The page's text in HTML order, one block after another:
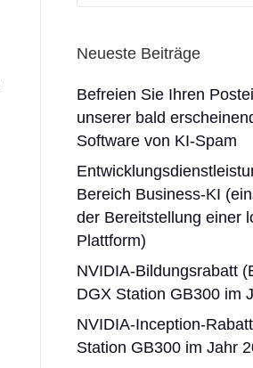
Neueste Beiträge
Befreien Sie Ihren
unserer bald
Software von KI-Spam
Bereich Business-KI
der Bereitstellung einer
Plattform)
NVIDIA-Bildungsrabatt
DGX Station GB300 im
NVIDIA-Inception-
Station GB300 im Jahr